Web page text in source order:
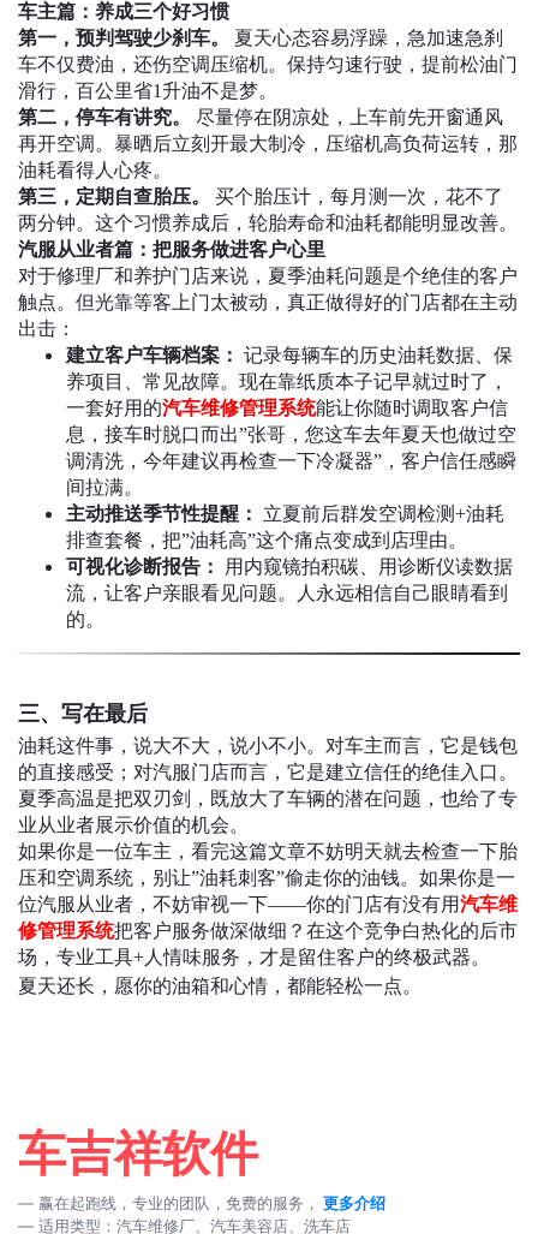
车主篇：养成三个好习惯
第一，预判驾驶少刹车。
夏天心态容易浮躁，急加速急刹
车不仅费油，还伤空调压缩机。保持匀速行驶，提前松油门
滑行，百公里省1升油不是梦。
第二，停车有讲究。
尽量停在阴凉处，上车前先开窗通风
再开空调。暴晒后立刻开最大制冷，压缩机高负荷运转，那
油耗看得人心疼。
第三，定期自查胎压。
买个胎压计，每月测一次，花不了
两分钟。这个习惯养成后，轮胎寿命和油耗都能明显改善。
汽服从业者篇：把服务做进客户心里
对于修理厂和养护门店来说，夏季油耗问题是个绝佳的客户
触点。但光靠等客上门太被动，真正做得好的门店都在主动
出击：
建立客户车辆档案： 记录每辆车的历史油耗数据、保
养项目、常见故障。现在靠纸质本子记早就过时了，
一套好用的汽车维修管理系统能让你随时调取客户信
息，接车时脱口而出”张哥，您这车去年夏天也做过空
调清洗，今年建议再检查一下冷凝器”，客户信任感瞬
间拉满。
主动推送季节性提醒：
立夏前后群发空调检测+油耗
排查套餐，把”油耗高”这个痛点变成到店理由。
可视化诊断报告：
用内窥镜拍积碳、用诊断仪读数据
流，让客户亲眼看见问题。人永远相信自己眼睛看到
的。
三、写在最后
油耗这件事，说大不大，说小不小。对车主而言，它是钱包
的直接感受；对汽服门店而言，它是建立信任的绝佳入口。
夏季高温是把双刃剑，既放大了车辆的潜在问题，也给了专
业从业者展示价值的机会。
如果你是一位车主，看完这篇文章不妨明天就去检查一下胎
压和空调系统，别让”油耗刺客”偷走你的油钱。如果你是一
位汽服从业者，不妨审视一下——你的门店有没有用汽车维
修管理系统把客户服务做深做细？在这个竞争白热化的后市
场，专业工具+人情味服务，才是留住客户的终极武器。
夏天还长，愿你的油箱和心情，都能轻松一点。
车吉祥软件
赢在起跑线，专业的团队，免费的服务， 更多介绍
适用类型：汽车维修厂、汽车美容店、洗车店